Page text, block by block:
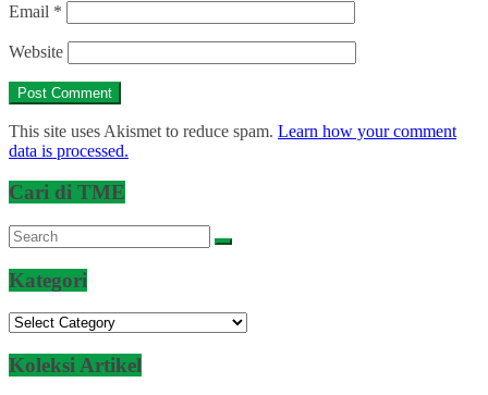
Email *
Website
This site uses Akismet to reduce spam. Learn how your comment
data is processed.
Cari di TME
Kategori
Kategori
Koleksi Artikel